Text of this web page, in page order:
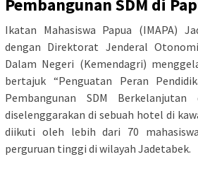
Pembangunan SDM di
Ikatan Mahasiswa Papua (IMAPA)
dengan Direktorat Jenderal
Dalam Negeri (Kemendagri)
bertajuk “Penguatan Peran
Pembangunan SDM
diselenggarakan di sebuah hotel di
diikuti oleh lebih dari 70
perguruan tinggi di wilayah Jadetabek.